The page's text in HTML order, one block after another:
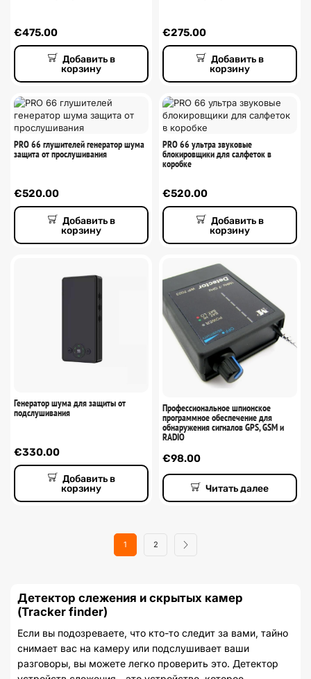
€475.00
Добавить в
корзину
€275.00
Добавить в
корзину
PRO 66 глушителей генератор шума
защита от прослушивания
€520.00
Добавить в
корзину
PRO 66 ультра звуковые
блокировщики для салфеток в
коробке
€520.00
Добавить в
корзину
Генератор шума для защиты от
подслушивания
€330.00
Добавить в
корзину
Профессиональное шпионское
программное обеспечение для
обнаружения сигналов GPS, GSM и
RADIO
€98.00
Читать далее
1 2
Детектор слежения и скрытых камер
(Tracker finder)
Если вы подозреваете, что кто-то следит за вами, тайно
снимает вас на камеру или подслушивает ваши
разговоры, вы можете легко проверить это. Детектор